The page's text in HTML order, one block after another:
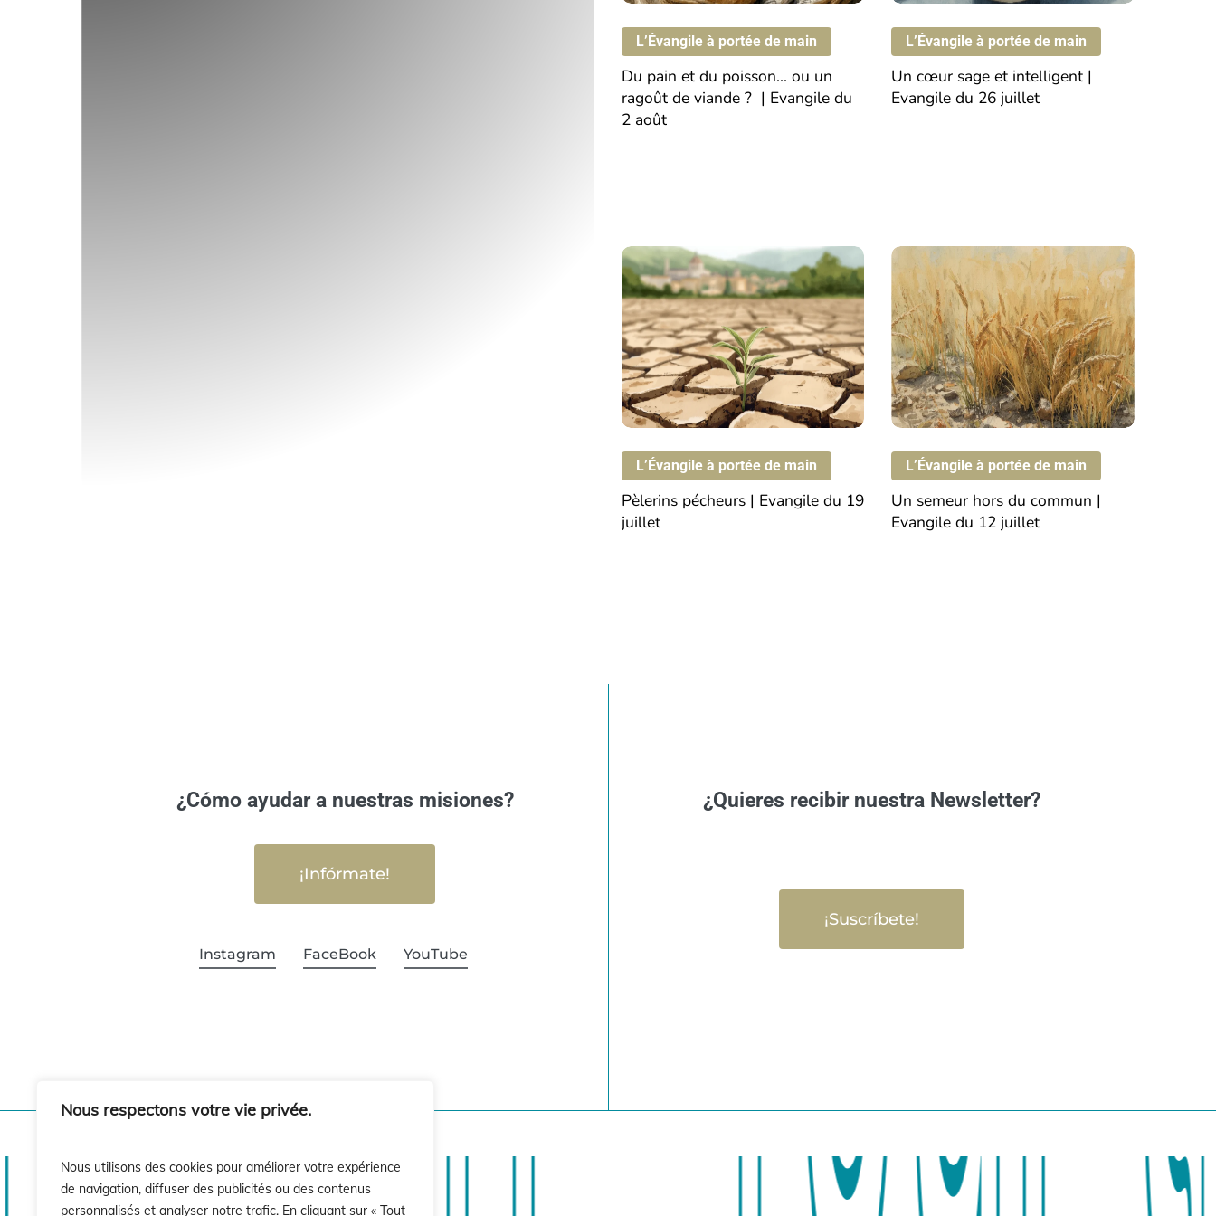
Nous respectons votre vie privée.
Nous utilisons des cookies pour améliorer votre expérience
de navigation, diffuser des publicités ou des contenus
personnalisés et analyser notre trafic. En cliquant sur « Tout
un
ragoût
de
viande
?
août
L’Évangile à portée de main
Du pain et du poisson… ou un
ragoût de viande ? | Evangile du
2 août
Evangile
du
26
juillet
L’Évangile à portée de main
Un cœur sage et intelligent |
Evangile du 26 juillet
Pèlerins
pécheurs
|
Evangile
du
19
juillet
L’Évangile à portée de main
Pèlerins pécheurs | Evangile du 19
juillet
Un
semeur
hors
du
commun
|
Evangile
du
12
juillet
L’Évangile à portée de main
Un semeur hors du commun |
Evangile du 12 juillet
¿Cómo ayudar a nuestras misiones?
¡Infórmate!
Instagram FaceBook YouTube
¿Quieres recibir nuestra Newsletter?
¡Suscríbete!